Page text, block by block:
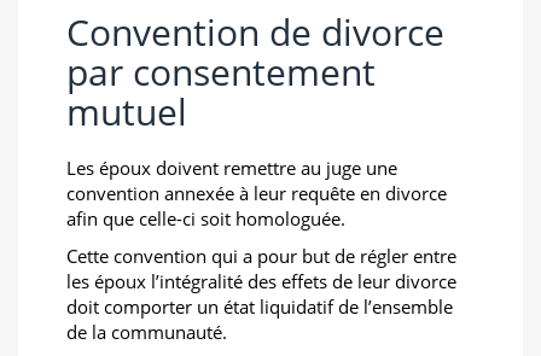
Convention de divorce
par consentement
mutuel
Les époux doivent remettre au juge une
convention annexée à leur requête en divorce
afin que celle-ci soit homologuée.
Cette convention qui a pour but de régler entre
les époux l’intégralité des effets de leur divorce
doit comporter un état liquidatif de l’ensemble
de la communauté.